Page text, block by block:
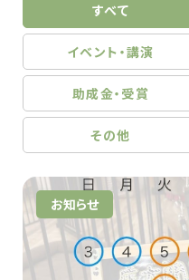
すべて
イベント・講演
助成金・受賞
その他
お知らせ